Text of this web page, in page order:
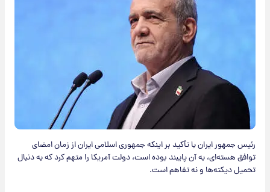
رئیس جمهور ایران با تأکید بر اینکه جمهوری اسلامی ایران از زمان امضای
توافق هسته‌ای، به آن پایبند بوده است، دولت آمریکا را متهم کرد که به دنبال
تحمیل دیکته‌ها و نه تفاهم است.